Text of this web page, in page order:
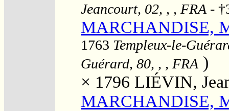
Jeancourt, 02, , , FRA -
MARCHANDISE,
1763 Templeux-le-
Guérard, 80, , , FRA )
× 1796 LIÉVIN,
MARCHANDISE,